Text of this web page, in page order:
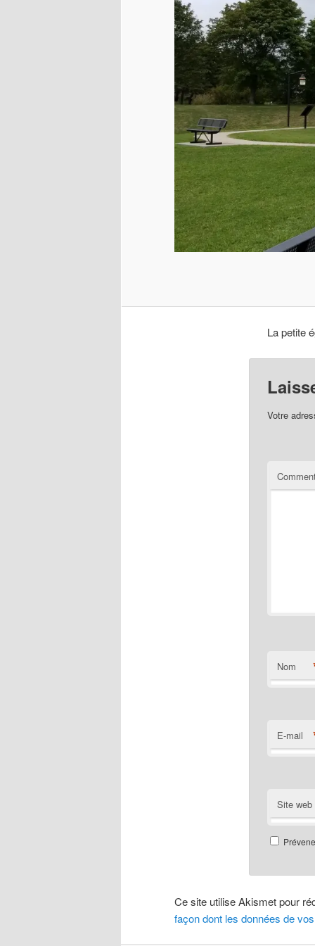
La petite
Votre
Nom
E-mail
Site web
Ce site utilise Akismet pour
façon dont les données de